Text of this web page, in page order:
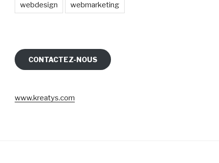
webdesign webmarketing
CONTACTEZ-NOUS
www.kreatys.com